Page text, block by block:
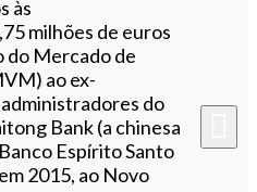
às
milhões de euros
do Mercado de
ao ex-
do
Bank (a chinesa
Espírito Santo
2015, ao Novo